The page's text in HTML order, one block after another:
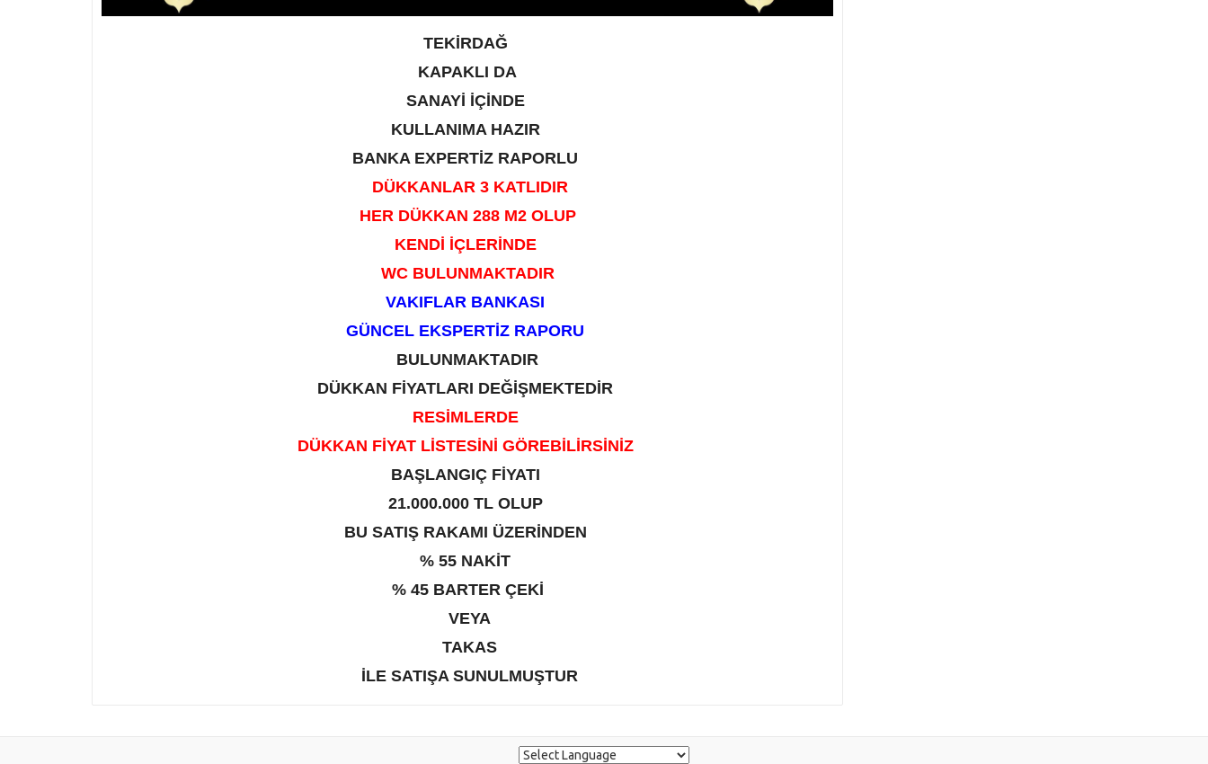
TEKİRDAĞ
KAPAKLI DA
​SANAYİ İÇİNDE
KULLANIMA HAZIR
BANKA EXPERTİZ RAPORLU
DÜKKANLAR 3 KATLIDIR
HER DÜKKAN 288 M2 OLUP
KENDİ İÇLERİNDE
WC BULUNMAKTADIR
​VAKIFLAR BANKASI
GÜNCEL EKSPERTİZ RAPORU
BULUNMAKTADIR
​DÜKKAN FİYATLARI DEĞİŞMEKTEDİR
RESİMLERDE
DÜKKAN FİYAT LİSTESİNİ GÖREBİLİRSİNİZ
BAŞLANGIÇ FİYATI
2​1.000.000 TL OLUP
BU SATIŞ RAKAMI ÜZERİNDEN
% 55 NAKİT
% 4​5BARTER ÇEKİ
VEYA
TAKAS
İLE SATIŞA SUNULMUŞTUR